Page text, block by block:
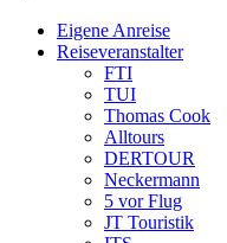
Eigene Anreise
Reiseveranstalter
FTI
TUI
Thomas Cook
Alltours
DERTOUR
Neckermann
5 vor Flug
JT Touristik